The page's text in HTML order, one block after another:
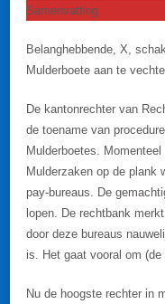
Samenvatting
Belanghebbende, X,
Mulderboete aan te
De kantonrechter van
de toename van
Mulderboetes.
Mulderzaken op de plank
pay-bureaus. De
lopen. De rechtbank
door deze bureaus
is. Het gaat vooral om
Nu de hoogste rechter in